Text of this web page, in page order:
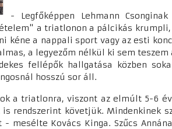
- Legfőképpen Lehmann
a triatlonon a pálcikás
kéne a nappali sport vagy az esti
a legyezőm nélkül ki sem
fellépők hallgatása közben
hosszú sor áll.
a triatlonra, viszont az elmúlt 5-6
rendszerint követjük. Mindenkinek
mesélte Kovács Kinga. Szűcs